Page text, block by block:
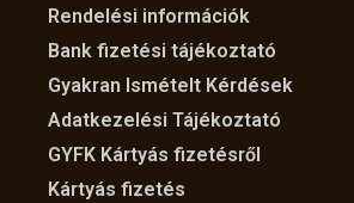
Rendelési információk
Bank fizetési tájékoztató
Gyakran Ismételt Kérdések
Adatkezelési Tájékoztató
GYFK Kártyás fizetésről
Kártyás fizetés